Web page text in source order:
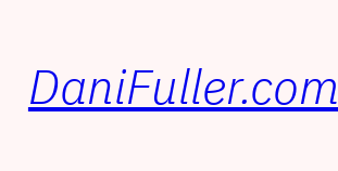
DaniFuller.com